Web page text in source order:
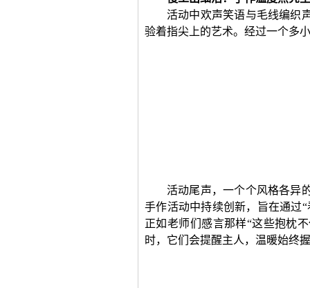
活动中欢声笑语与毛线编织
验着指尖上的艺术。经过一个多
活动尾声，一个个风格各异
手作活动中持续创新，旨在通过
正如老师们感言那样“这些抱枕
时，它们会提醒主人，温暖始终